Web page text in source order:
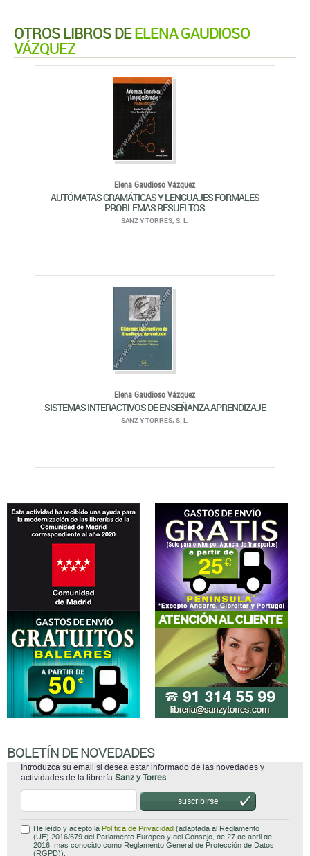
OTROS LIBROS DEELENA GAUDIOSO
VÁZQUEZ
Elena Gaudioso Vázquez
AUTÓMATAS GRAMÁTICAS Y LENGUAJES FORMALES
PROBLEMAS RESUELTOS
SANZ Y TORRES, S. L.
Elena Gaudioso Vázquez
SISTEMAS INTERACTIVOS DE ENSEÑANZA APRENDIZAJE
SANZ Y TORRES, S. L.
BOLETÍN DE NOVEDADES
Introduzca su email si desea estar informado de las novedades y
actividades de la librería Sanz y Torres
suscribirse
He leído y acepto la Política de Privacidad (adaptada al Reglamento
(UE) 2016/679 del Parlamento Europeo y del Consejo, de 27 de abril de
2016, mas conocido como Reglamento General de Protección de Datos
(RGPD)).